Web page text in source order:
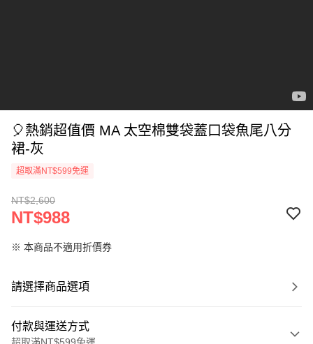
🎈熱銷超值價 MA 太空棉雙袋蓋口袋魚尾八分
裙-灰
超取滿NT$599免運
NT$2,600
NT$988
※ 本商品不適用折價券
請選擇商品選項
付款與運送方式